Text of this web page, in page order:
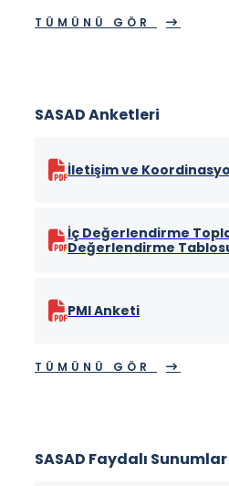
TÜMÜNÜ GÖR
SASAD Anketleri
İletişim ve
İç Değerlendirme
Değerlendirme
PMI Anketi
TÜMÜNÜ GÖR
SASAD Faydalı Sunumlar